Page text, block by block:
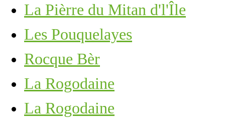
La Pièrre du Mitan d'l'Île
Les Pouquelayes
Rocque Bèr
La Rogodaine
La Rogodaine